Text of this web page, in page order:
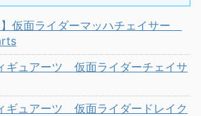
】仮面ライダーマッハチェイサー
ギュアーツ 仮面ライダーチェイサ
ギュアーツ 仮面ライダードレイク